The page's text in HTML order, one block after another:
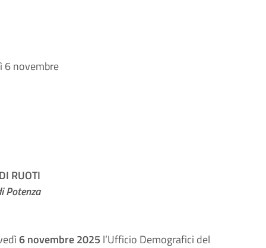
6 novembre
RUOTI
Potenza
6 novembre 2025 l’Ufficio Demografici del